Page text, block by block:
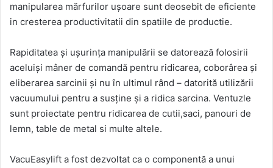
manipularea mărfurilor uşoare sunt deosebit de eficiente
in cresterea productivitatii din spatiile de productie.
Rapiditatea şi uşurinţa manipulării se datorează folosirii
aceluişi mâner de comandă pentru ridicarea, coborârea şi
eliberarea sarcinii şi nu în ultimul rând – datorită utilizării
vacuumului pentru a susţine şi a ridica sarcina. Ventuzle
sunt proiectate pentru ridicarea de cutii,saci, panouri de
lemn, table de metal si multe altele.
VacuEasylift a fost dezvoltat ca o componentă a unui